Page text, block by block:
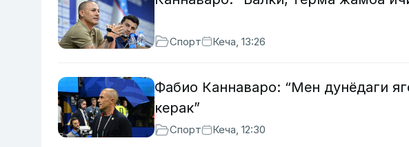
Спорт Кеча, 13:26
Фабио Каннаваро: “Мен дунёдаги
керак”
Спорт Кеча, 12:30